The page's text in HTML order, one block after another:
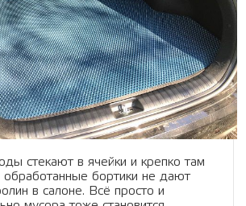
стекают в ячейки и крепко там
обработанные бортики не дают
в салоне. Всё просто и